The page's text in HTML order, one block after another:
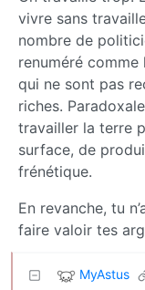
vivre sans
nombre de
renuméré
qui ne sont pas
riches.
travailler la terre
surface, de
frénétique.
En revanche, tu
faire valoir tes
MyAstus